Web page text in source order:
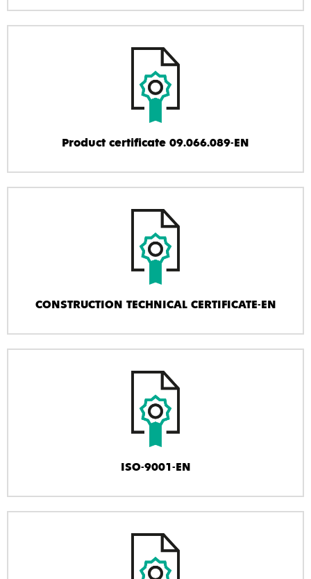
Product certificate 09.066.089-EN
CONSTRUCTION TECHNICAL CERTIFICATE-EN
ISO-9001-EN